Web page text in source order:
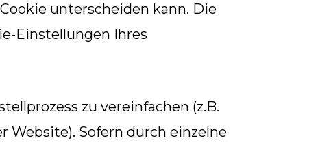
unterscheiden kann. Die
Einstellungen Ihres
zu vereinfachen (z.B.
Website). Sofern durch einzelne